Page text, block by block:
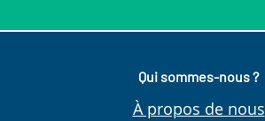
Qui sommes-nous ?
À propos de nous